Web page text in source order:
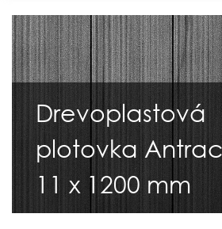
Drevoplastová
plotovka
11 x 1200 mm